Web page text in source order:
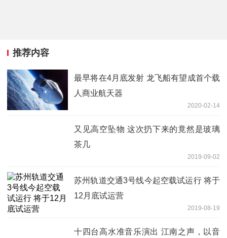
推荐内容
最早将在4月底发射 龙飞船有望成首个载
人商业航天器
2020-02-14
又见高空坠物 这次扔下来的竟然是玻璃
茶几
2019-09-02
苏州轨道交通3号线今起空载试运行 将于
12月底试运营
2019-08-19
十四台高水准音乐演出 江南之声，以音